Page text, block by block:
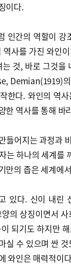
이다.
인간의 역할이
사를 가진 와인
것, 바로 그것
Demian(1919)의
한다. 와인의 역
한 역사를 통해 바
들어지는 과정과
는 하나의 세계를
만의 좁은 세계에
있다. 신이 내린
의 상징이면서
되기도 하지만
실 수 있으며 싼
와인은 매력적이